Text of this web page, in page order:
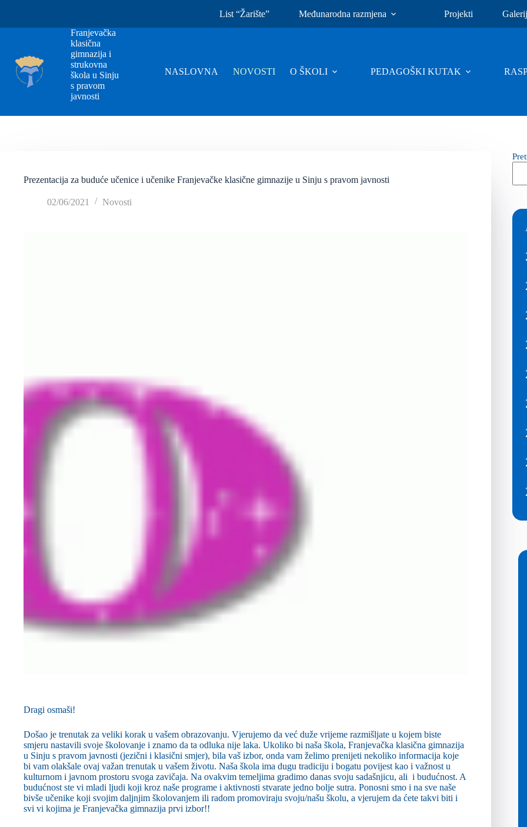
List “Žarište” Međunarodna razmjena Projekti
Franjevačka
klasična
gimnazija i
strukovna
škola u Sinju
s pravom
javnosti
NASLOVNA NOVOSTI O ŠKOLI PEDAGOŠKI KUTAK
Prezentacija za buduće učenice i učenike Franjevačke klasične gimnazije u Sinju s pravom javnosti
02/06/2021 Novosti
Dragi osmaši!
Došao je trenutak za veliki korak u vašem obrazovanju. Vjerujemo da već duže vrijeme razmišljate u kojem biste
smjeru nastavili svoje školovanje i znamo da ta odluka nije laka. Ukoliko bi naša škola, Franjevačka klasična gimnazija
u Sinju s pravom javnosti (jezični i klasični smjer), bila vaš izbor, onda vam želimo prenijeti nekoliko informacija koje
bi vam olakšale ovaj važan trenutak u vašem životu. Naša škola ima dugu tradiciju i bogatu povijest kao i važnost u
kulturnom i javnom prostoru svoga zavičaja. Na ovakvim temeljima gradimo danas svoju sadašnjicu, ali i budućnost. A
budućnost ste vi mladi ljudi koji kroz naše programe i aktivnosti stvarate jedno bolje sutra. Ponosni smo i na sve naše
bivše učenike koji svojim daljnjim školovanjem ili radom promoviraju svoju/našu školu, a vjerujem da ćete takvi biti i
svi vi kojima je Franjevačka gimnazija prvi izbor!!